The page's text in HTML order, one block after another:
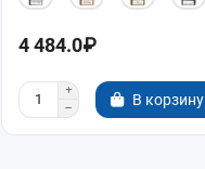
4 484.0₽
В корзину